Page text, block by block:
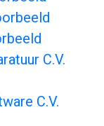
C.V.
C.V.